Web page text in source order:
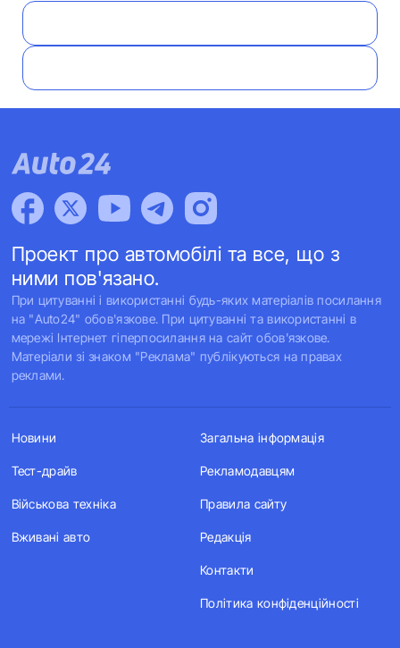
Проект про автомобілі та все, що з
ними пов'язано.
При цитуванні і використанні будь-яких матеріалів посилання
на "Auto24" обов'язкове. При цитуванні та використанні в
мережі Інтернет гіперпосилання на сайт обов'язкове.
Матеріали зі знаком "Реклама" публікуються на правах
реклами.
Новини
Тест-драйв
Військова техніка
Вживані авто
Загальна інформація
Рекламодавцям
Правила сайту
Редакція
Контакти
Політика конфіденційності